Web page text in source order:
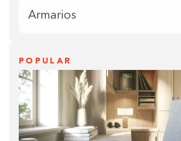
Armarios
POPULAR